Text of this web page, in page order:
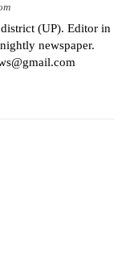
(UP). Editor in
newspaper.